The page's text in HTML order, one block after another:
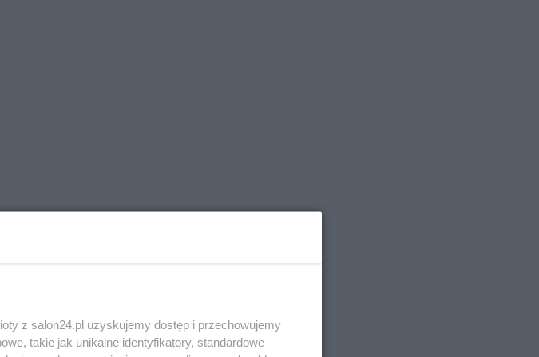
z salon24.pl uzyskujemy dostęp i przechowujemy
takie jak unikalne identyfikatory, standardowe